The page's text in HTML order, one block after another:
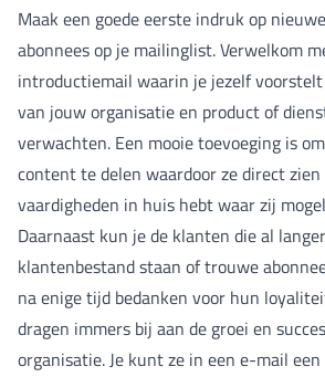
Maak een goede eerste indruk op
abonnees op je mailinglist. Verwelkom
introductiemail waarin je jezelf
van jouw organisatie en product of
verwachten. Een mooie toevoeging is
content te delen waardoor ze direct
vaardigheden in huis hebt waar zij
Daarnaast kun je de klanten die al
klantenbestand staan of trouwe
na enige tijd bedanken voor hun
dragen immers bij aan de groei en
organisatie. Je kunt ze in een e-mail